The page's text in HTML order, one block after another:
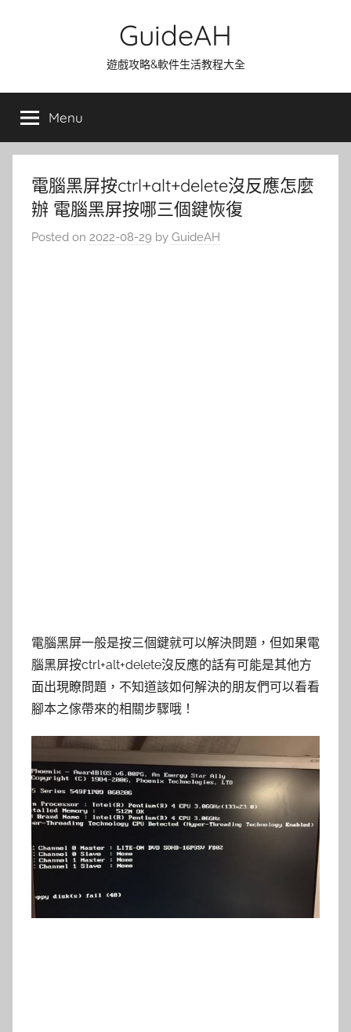
GuideAH
遊戲攻略&軟件生活教程大全
Menu
電腦黑屏按ctrl+alt+delete沒反應怎麼
辦 電腦黑屏按哪三個鍵恢復
Posted on 2022-08-29 by GuideAH
電腦黑屏一般是按三個鍵就可以解決問題，但如果電
腦黑屏按ctrl+alt+delete沒反應的話有可能是其他方
面出現瞭問題，不知道該如何解決的朋友們可以看看
腳本之傢帶來的相關步驟哦！